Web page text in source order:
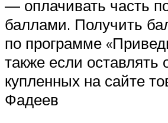
— оплачивать часть
баллами. Получить
по программе
также если оставлять
купленных на сайте
Фадеев